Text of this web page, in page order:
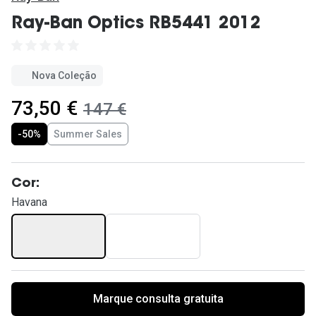
Ray-Ban Optics RB5441 2012
Nova Coleção
agora:
73,50 € era:
147 €
-50% Summer Sales
Cor:
Havana
Marque consulta gratuita